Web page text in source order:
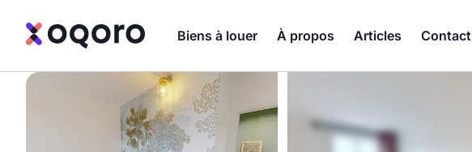
Biens à louer À propos Articles Contact